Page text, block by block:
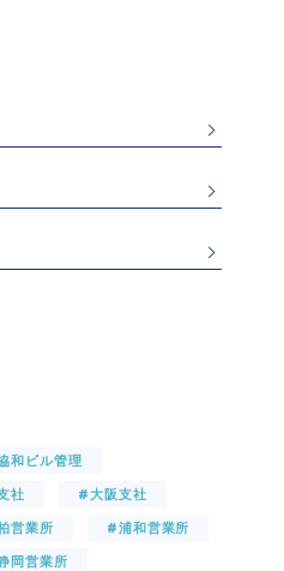
和ビル管理
社
#大阪支社
営業所
#浦和営業所
岡営業所